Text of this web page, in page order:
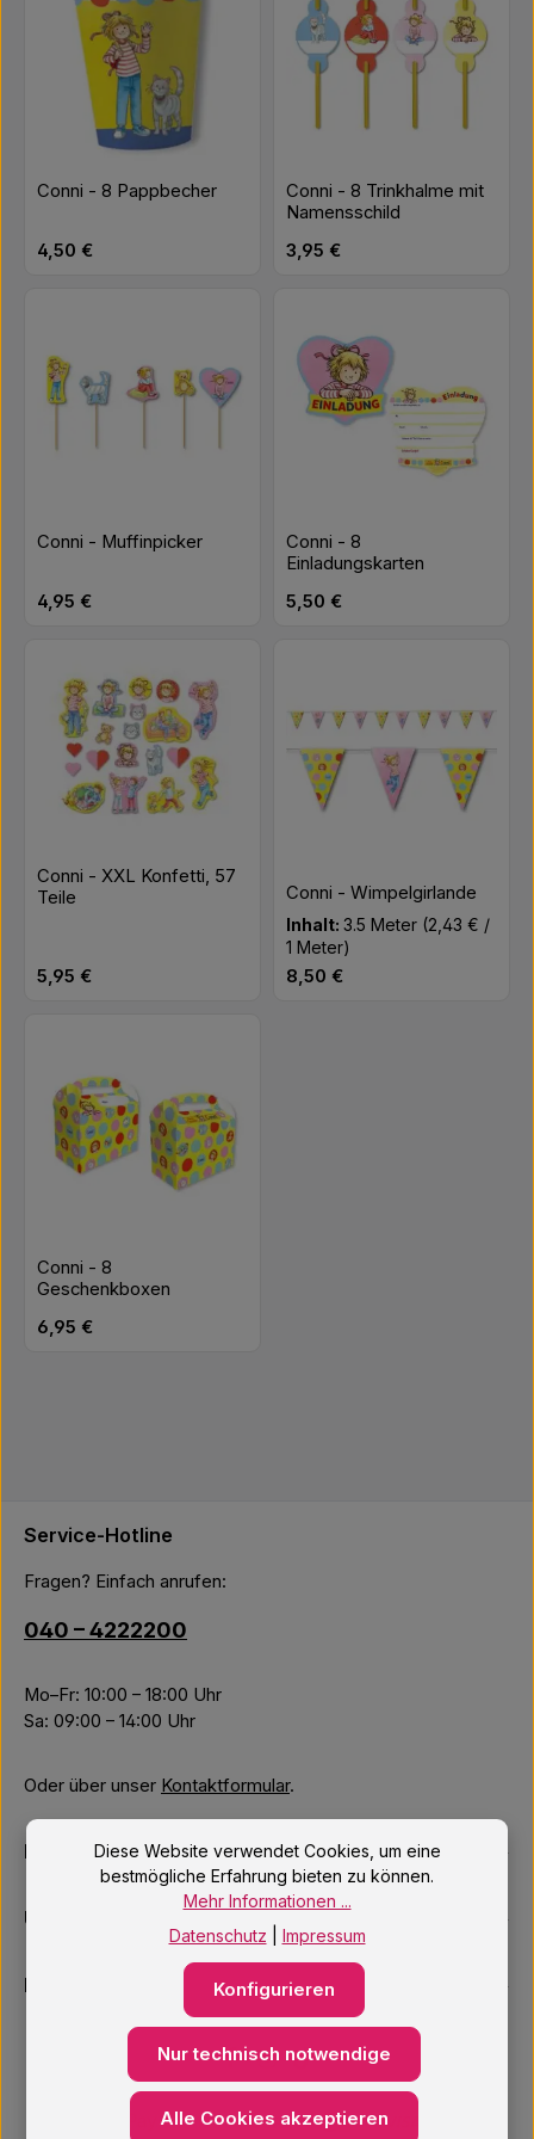
Conni - 8 Pappbecher
Regulärer Preis:
4,50 €
Conni - 8 Trinkhalme mit
Namensschild
Regulärer Preis:
3,95 €
Conni - Muffinpicker
Regulärer Preis:
4,95 €
Conni - 8
Einladungskarten
Regulärer Preis:
5,50 €
Conni - XXL Konfetti, 57
Teile
Regulärer Preis:
5,95 €
Conni - Wimpelgirlande
Inhalt:3.5 Meter (2,43 € /
1 Meter)
Regulärer Preis:
8,50 €
Conni - 8
Geschenkboxen
Regulärer Preis:
6,95 €
Service-Hotline
Fragen? Einfach anrufen:
040 – 4222200
Mo–Fr: 10:00 – 18:00 Uhr
Sa: 09:00 – 14:00 Uhr
Oder über unser Kontaktformular.
Informationen
Unsere Services
Newsletter
Diese Website verwendet Cookies, um eine
bestmögliche Erfahrung bieten zu können.
Mehr Informationen ...
Datenschutz
Impressum
Nur technisch notwendige
Konfigurieren
Alle Cookies akzeptieren